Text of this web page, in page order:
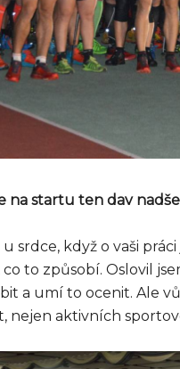
na startu ten dav
srdce, když o vaši
to způsobí. Oslovil
a umí to ocenit. Ale
nejen aktivních